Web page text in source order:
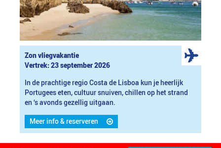
Zon vliegvakantie
Vertrek: 23 september 2026
In de prachtige regio Costa de Lisboa kun je heerlijk
Portugees eten, cultuur snuiven, chillen op het strand
en ‘s avonds gezellig uitgaan.
Meer info & reserveren